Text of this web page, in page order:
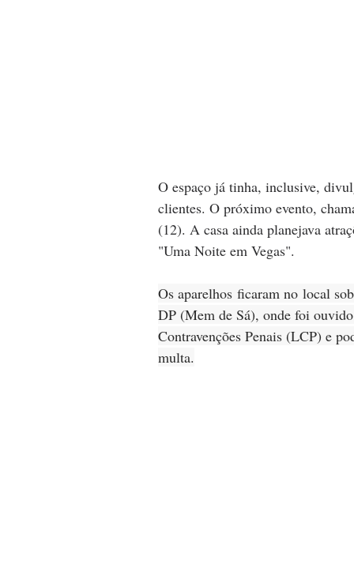
O espaço já tinha, inclusive,
clientes. O próximo evento,
(12). A casa ainda planejava
"Uma Noite em Vegas".
Os aparelhos ficaram no local
DP (Mem de Sá), onde foi
Contravenções Penais (LCP) e
multa.